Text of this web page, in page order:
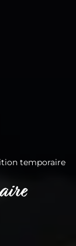
temporaire